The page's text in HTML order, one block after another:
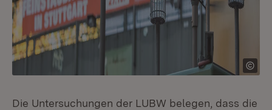
Die Untersuchungen der LUBW belegen, dass die